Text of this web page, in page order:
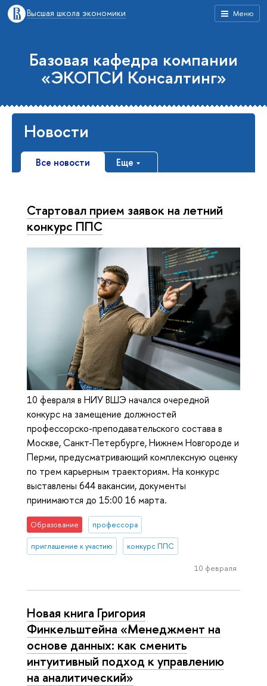
Меню
Высшая школа экономики
Базовая кафедра компании
«ЭКОПСИ Консалтинг»
Новости
Все новости Еще
Стартовал прием заявок на летний
конкурс ППС
10 февраля в НИУ ВШЭ начался очередной
конкурс на замещение должностей
профессорско-преподавательского состава в
Москве, Санкт-Петербурге, Нижнем Новгороде и
Перми, предусматривающий комплексную оценку
по трем карьерным траекториям. На конкурс
выставлены 644 вакансии, документы
принимаются до 15:00 16 марта.
Образование профессора
приглашение к участию конкурс ППС
10 февраля
Новая книга Григория
Финкельштейна «Менеджмент на
основе данных: как сменить
интуитивный подход к управлению
на аналитический»